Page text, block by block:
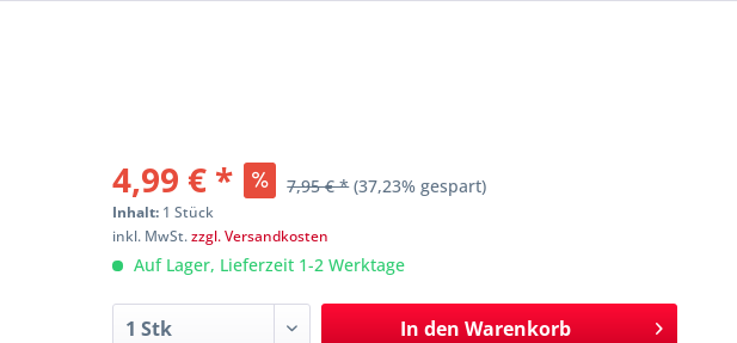
4,99 € * 7,95 € * (37,23% gespart)
Inhalt: 1 Stück
inkl. MwSt.zzgl. Versandkosten
Auf Lager, Lieferzeit 1-2 Werktage
In den Warenkorb